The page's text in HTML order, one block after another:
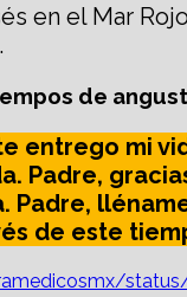
en el Mar
de
entrego mi
Padre,
Padre,
de este